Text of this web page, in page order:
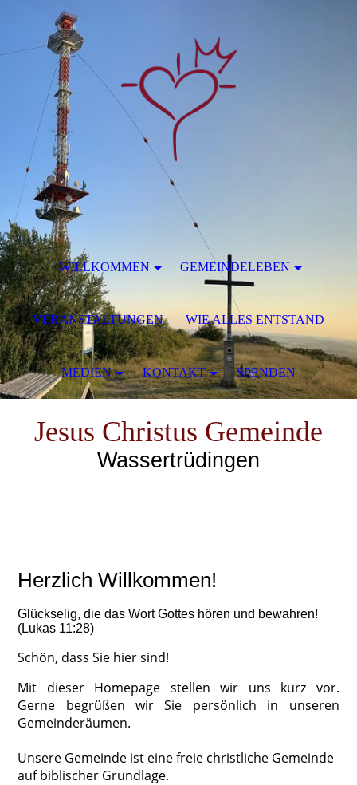
Jesus Christus Gemeinde
Wassertrüdingen
Herzlich Willkommen!
Glückselig, die das Wort Gottes hören und bewahren!
(Lukas 11:28)
Schön, dass Sie hier sind!
Mit dieser Homepage stellen wir uns kurz vor.
Gerne begrüßen wir Sie persönlich in unseren
Gemeinderäumen.
Unsere Gemeinde ist eine freie christliche Gemeinde
auf biblischer Grundlage.
WILLKOMMEN GEMEINDELEBEN
VERANSTALTUNGEN WIE ALLES ENTSTAND
MEDIEN KONTAKT SPENDEN